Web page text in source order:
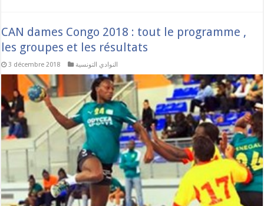
CAN dames Congo 2018 : tout le programme ,
les groupes et les résultats
3 décembre 2018 النوادي التونسية